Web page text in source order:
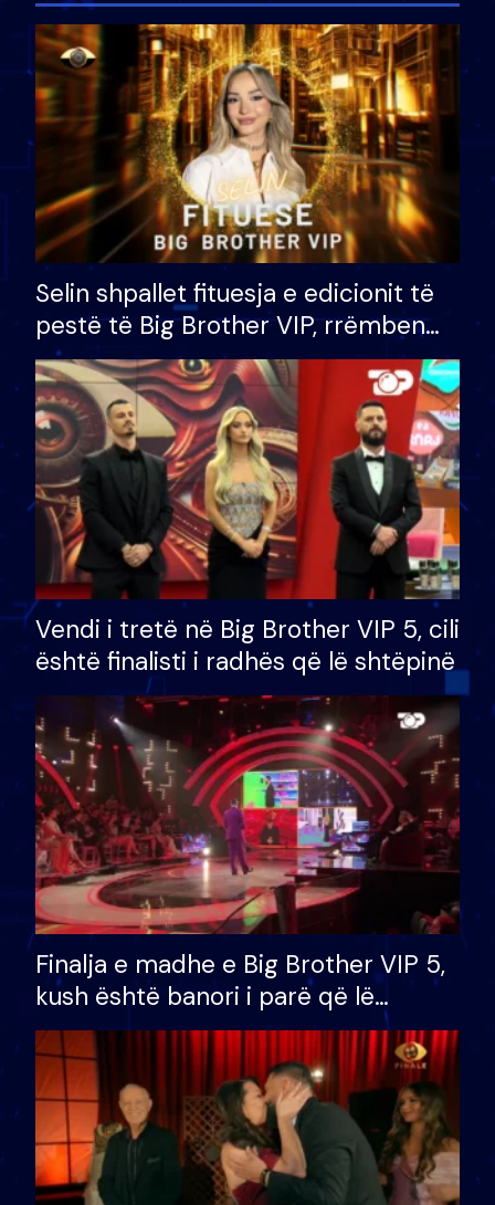
Selin shpallet fituesja e edicionit të
pestë të Big Brother VIP, rrëmben
çmimin e madh prej 100 mijë eurosh
Vendi i tretë në Big Brother VIP 5, cili
është finalisti i radhës që lë shtëpinë
Finalja e madhe e Big Brother VIP 5,
kush është banori i parë që lë
shtëpinë dhe humb mundësinë për
të fituar çmimin e madh